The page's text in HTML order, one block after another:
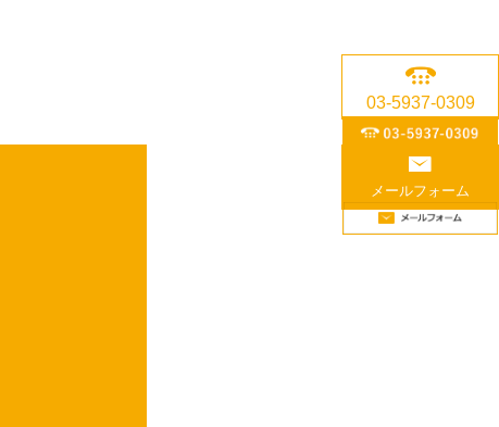
03-5937-0309
メールフォーム